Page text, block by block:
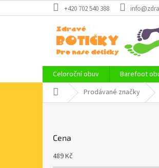
na
+420 702 540 388
Celoroční obuv Barefoot
Domů Prodávané značky
Cena
489Kč